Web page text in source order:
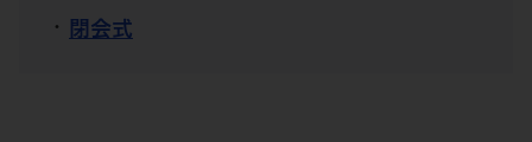
閉会式